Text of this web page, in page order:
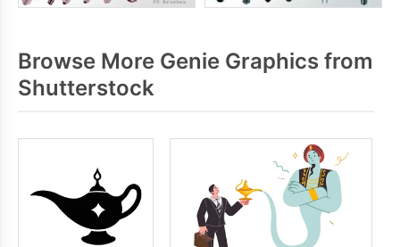
Browse More Genie Graphics from
Shutterstock